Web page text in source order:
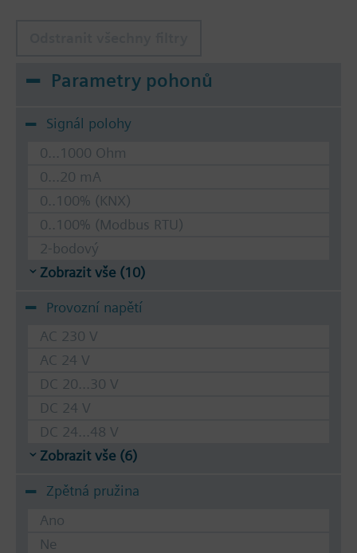
Parametry pohonů
Signál polohy
0...1000 Ohm
0...20 mA
0..100% (KNX)
0..100% (Modbus RTU)
2-bodový
Zobrazit vše (10)
Provozní napětí
AC 230 V
AC 24 V
DC 20...30 V
DC 24 V
DC 24...48 V
Zobrazit vše (6)
Zpětná pružina
Ano
Ne